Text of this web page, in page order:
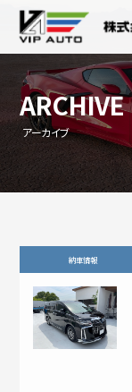
ARCHIVE
アーカイブ
納車情報